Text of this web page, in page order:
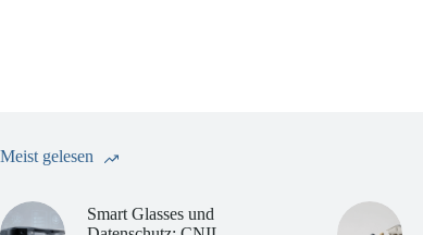
Meist gelesen
Smart Glasses und